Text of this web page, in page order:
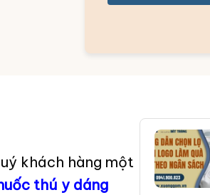
khách hàng một
thú y dáng